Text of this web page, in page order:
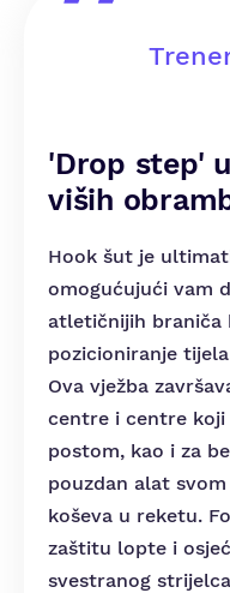
'Drop step'
viših
Hook šut je
omogućujući vam
atletičnijih braniča
pozicioniranje
Ova vježba
centre i centre
postom, kao i za
pouzdan alat
koševa u reketu.
zaštitu lopte i
svestranog